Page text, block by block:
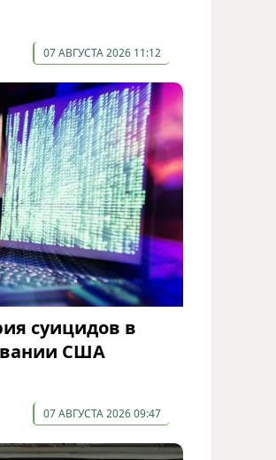
07 АВГУСТА 2026 11:12
суицидов в
США
07 АВГУСТА 2026 09:47